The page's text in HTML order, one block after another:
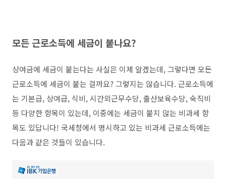
모든 근로소득에 세금이 붙나요?
상여금에 세금이 붙는다는 사실은 이제 알겠는데, 그렇다면 모든
근로소득에 세금이 붙는 걸까요? 그렇지는 않습니다. 근로소득에
는 기본급, 상여급, 식비, 시간외근무수당, 출산보육수당, 숙직비
등 다양한 항목이 있는데, 이중에는 세금이 붙지 않는 비과세 항
목도 있답니다! 국세청에서 명시하고 있는 비과세 근로소득에는
다음과 같은 것들이 있습니다.